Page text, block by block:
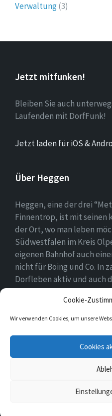
Cookie-
Wir verwenden Cookies, um unsere
Cookies
Verwaltung(3)
Jetzt mitfunken!
Bleiben Sie auch
Laufenden mit DorfFunk!
Jetzt laden für iOS &
Über Heggen
Heggen, eine der drei
Finnentrop, ist mit seinen
der Ort, wo man leben
Südwestfalen im Kreis
eigenen Bahnhof auch
nicht für Boing und Co. In
Dorfleben aktiv und auch
eine Schule und zwei
Facebook Twitter